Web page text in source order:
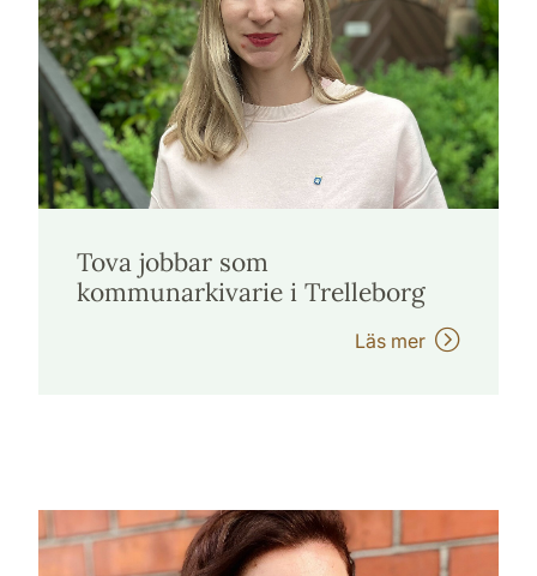
Tova jobbar som
kommunarkivarie i Trelleborg
Läs mer